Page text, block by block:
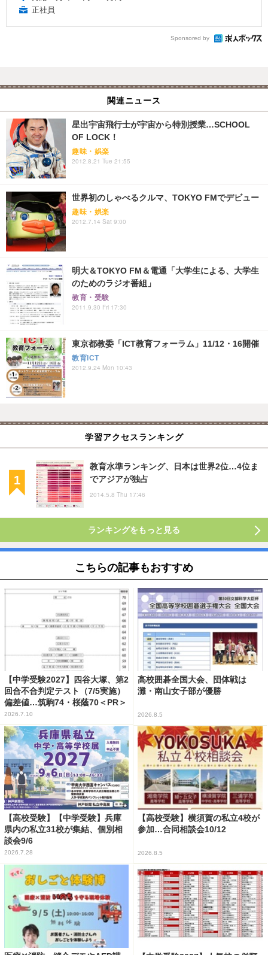
正社員
Sponsored by
関連ニュース
星出宇宙飛行士が宇宙から特別授業…SCHOOL
OF LOCK！
趣味・娯楽
2012.8.21 Tue 21:55
世界初のしゃべるクルマ、TOKYO FMでデビュー
趣味・娯楽
2012.7.14 Sat 9:00
明大＆TOKYO FM＆電通「大学生による、大学生
のためのラジオ番組」
教育・受験
2011.9.30 Fri 17:30
東京都教委「ICT教育フォーラム」11/12・16開催
教育ICT
2012.9.24 Mon 10:43
学習アクセスランキング
教育水準ランキング、日本は世界2位…4位ま
でアジアが独占
2014.5.8 Thu 17:46
ランキングをもっと見る
こちらの記事もおすすめ
【中学受験2027】四谷大塚、第2
回合不合判定テスト（7/5実施）
偏差値…筑駒74・桜蔭70＜PR＞
2026.7.10
高校囲碁全国大会、団体戦は
灘・南山女子部が優勝
2026.8.5
【高校受験】【中学受験】兵庫
県内の私立31校が集結、個別相
談会9/6
2026.7.28
【高校受験】横須賀の私立4校が
参加…合同相談会10/12
2026.8.5